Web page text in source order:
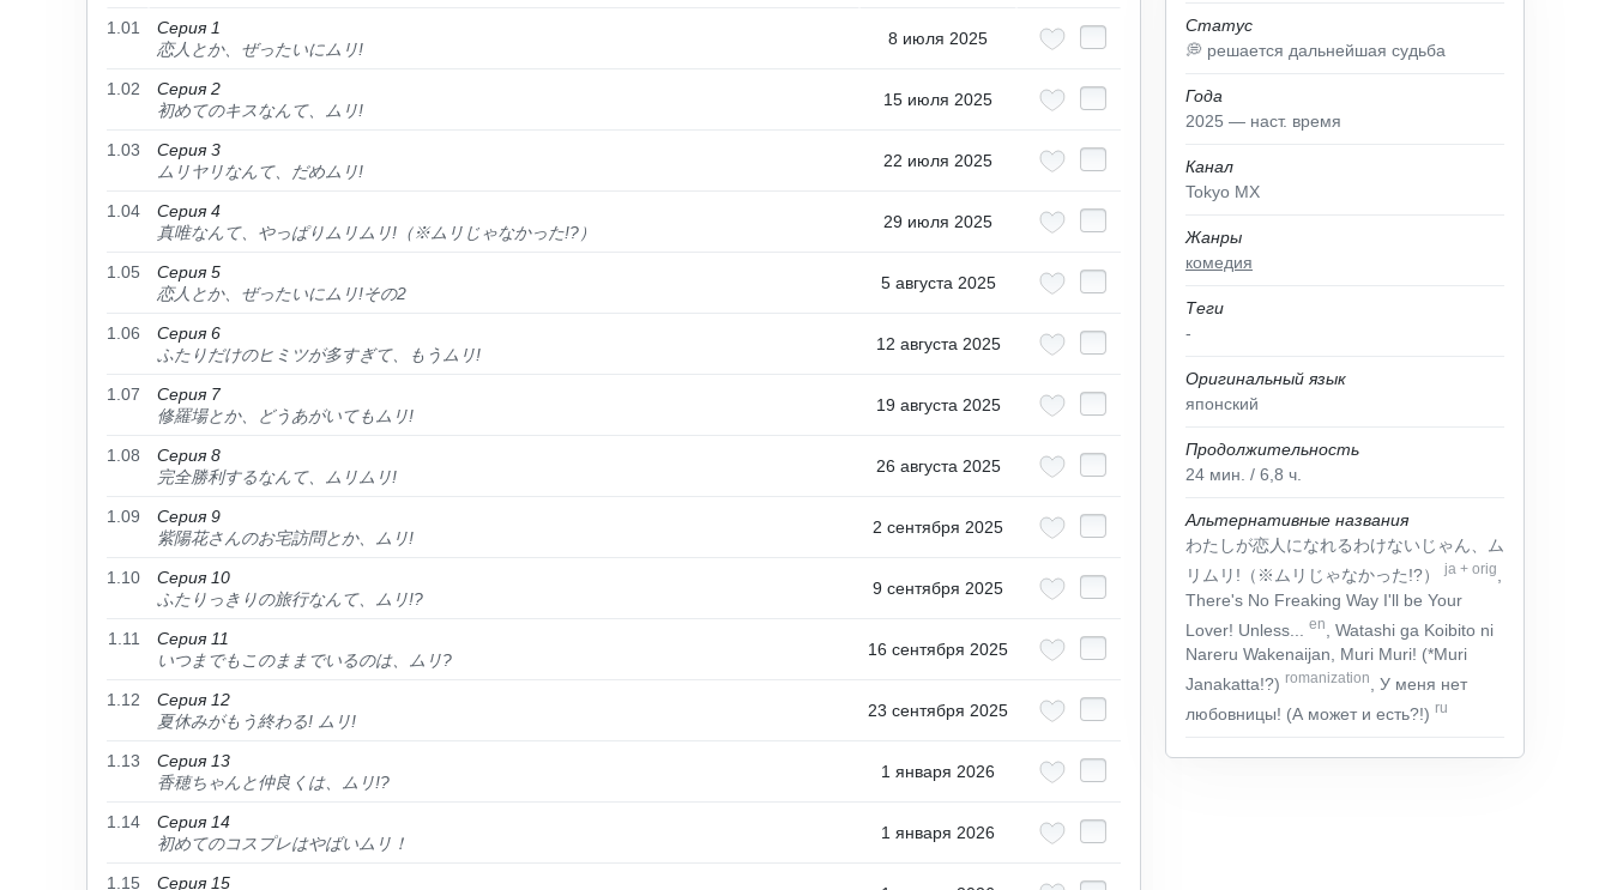
Статус
💭 решается дальнейшая судьба
Года
2025 — наст. время
Канал
Tokyo MX
Жанры
комедия
Теги
-
Оригинальный язык
японский
Продолжительность
24 мин. / 6,8 ч.
Альтернативные названия
わたしが恋人になれるわけないじゃん、ム
リムリ!（※ムリじゃなかった!?）ja + orig
There's No Freaking Way I'll be Your
Lover! Unless...
en
, Watashi ga Koibito ni
Nareru Wakenaijan, Muri Muri! (*Muri
Janakatta!?) romanization
, У меня нет
любовницы! (А может и есть?!) ru
1.01
Серия 1
恋人とか、ぜったいにムリ!
8 июля 2025
1.02
Серия 2
初めてのキスなんて、ムリ!
15 июля 2025
1.03
Серия 3
ムリヤリなんて、だめムリ!
22 июля 2025
1.04
Серия 4
真唯なんて、やっぱりムリムリ!（※ムリじゃなかった!?）
29 июля 2025
1.05
Серия 5
恋人とか、ぜったいにムリ!その2
5 августа 2025
1.06
Серия 6
ふたりだけのヒミツが多すぎて、もうムリ!
12 августа 2025
1.07
Серия 7
修羅場とか、どうあがいてもムリ!
19 августа 2025
1.08
Серия 8
完全勝利するなんて、ムリムリ!
26 августа 2025
1.09
Серия 9
紫陽花さんのお宅訪問とか、ムリ!
2 сентября 2025
1.10
Серия 10
ふたりっきりの旅行なんて、ムリ!?
9 сентября 2025
1.11
Серия 11
いつまでもこのままでいるのは、ムリ?
16 сентября 2025
1.12
Серия 12
夏休みがもう終わる! ムリ!
23 сентября 2025
1.13
Серия 13
香穂ちゃんと仲良くは、ムリ!?
1 января 2026
1.14
Серия 14
初めてのコスプレはやばいムリ！
1 января 2026
1.15
Серия 15